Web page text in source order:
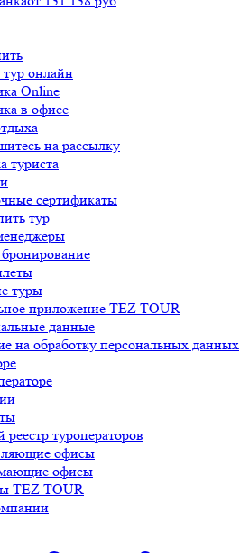
онлайн
Online
в офисе
на рассылку
туриста
сертификаты
тур
туры
приложение TEZ TOUR
данные
на обработку персональных данных
туроператоров
офисы
офисы
TEZ TOUR